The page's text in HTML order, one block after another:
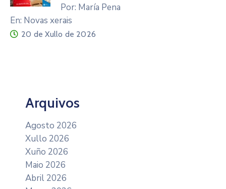
Por: María Pena
En: Novas xerais
20 de Xullo de 2026
Arquivos
Agosto 2026
Xullo 2026
Xuño 2026
Maio 2026
Abril 2026